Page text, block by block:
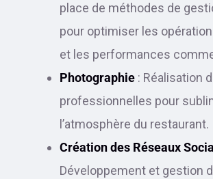
place de méthodes de
pour optimiser les
et les performances
Photographie : Réalisation
professionnelles pour
l’atmosphère du restaurant.
Création des Réseaux
Développement et gestion